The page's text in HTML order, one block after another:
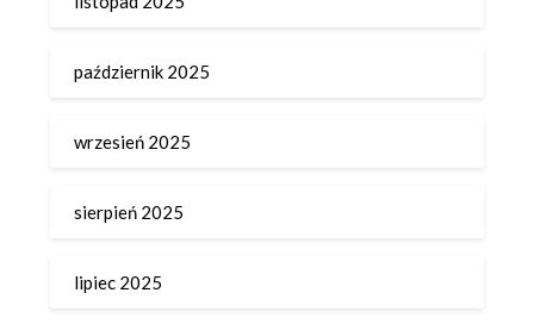
październik 2025
wrzesień 2025
sierpień 2025
lipiec 2025